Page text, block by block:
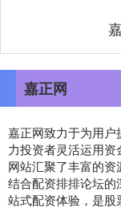
嘉正网
嘉正网致力于为用
力投资者灵活运用资
网站汇聚了丰富的资
结合配资排排论坛
站式配资体验，是股